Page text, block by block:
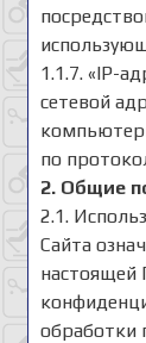
1.1.7. «IP-
сетевой
по
2. Общие
2.1.
Сайта
настоящей
обработки